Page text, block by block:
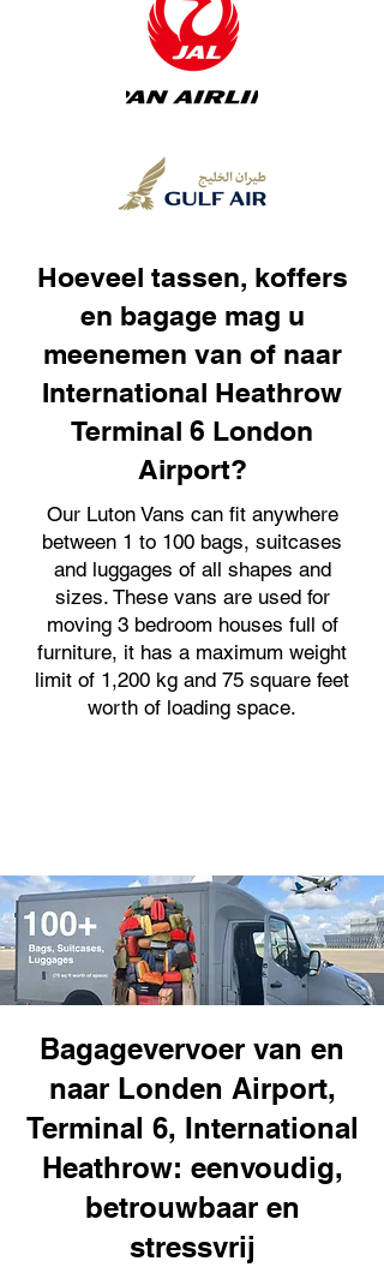
Hoeveel tassen, koffers
en bagage mag u
meenemen van of naar
International Heathrow
Terminal 6 London
Airport?
Our Luton Vans can fit anywhere
between 1 to 100 bags, suitcases
and luggages of all shapes and
sizes. These vans are used for
moving 3 bedroom houses full of
furniture, it has a maximum weight
limit of 1,200 kg and 75 square feet
worth of loading space.
Bagagevervoer van en
naar Londen Airport,
Terminal 6, International
Heathrow: eenvoudig,
betrouwbaar en
stressvrij